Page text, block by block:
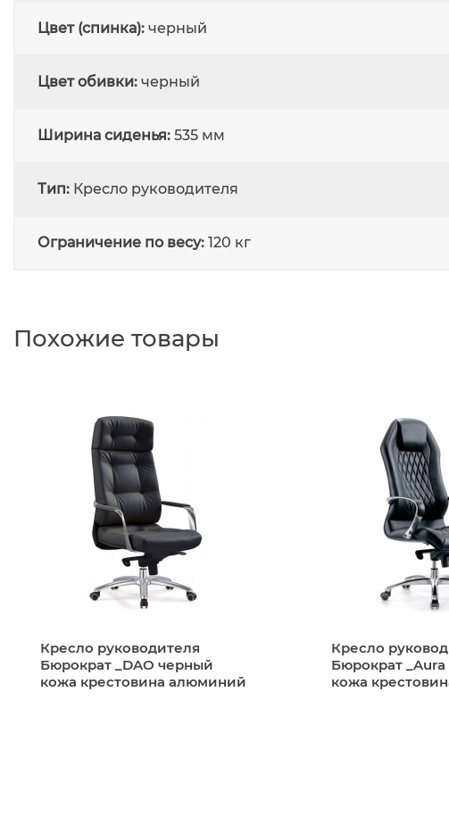
Цвет (спинка): черный
Цвет обивки: черный
Ширина сиденья: 535 мм
Тип: Кресло руководителя
Ограничение по весу: 120 кг
Мы заботимся о своих покупателях, реализуя
Отдел технического контроля отвечает за полное
При этом мы ответственно несем взятые на себя
Гарантия: 24 месяца
Доставка
Мы осуществляем доставку по Брянску:
товар на сумму менее 15 000 руб. - 20 руб./1 км,
по Брянской области товар на любую сумму - 20
Похожие товары
Кресло руководителя
Бюрократ _DAO черный
кожа крестовина алюминий
Кресло
Бюрократ
кожа